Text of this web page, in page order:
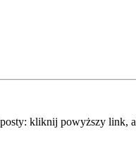
kliknij powyższy link,